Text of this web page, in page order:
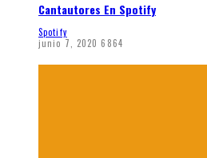
Cantautores En Spotify
Spotify
junio 7, 2020 6864